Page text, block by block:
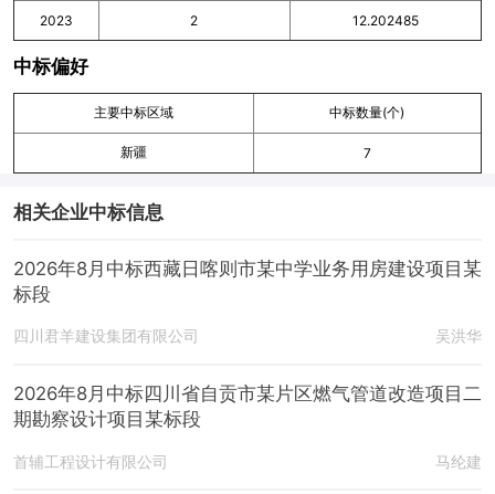
2023 2 12.202485
中标偏好
主要中标区域 中标数量(个)
新疆 7
相关企业中标信息
2026年8月中标西藏日喀则市某中学业务用房建设项目某
标段
四川君羊建设集团有限公司 吴洪华
2026年8月中标四川省自贡市某片区燃气管道改造项目二
期勘察设计项目某标段
首辅工程设计有限公司 马纶建